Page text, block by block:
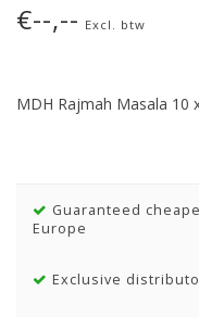
€--,-- Excl. btw
MDH Rajmah Masala 10
Guaranteed
Europe
Exclusive